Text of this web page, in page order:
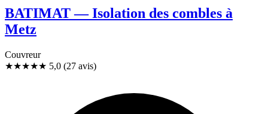
BATIMAT — Isolation des combles à
Metz
Couvreur
★★★★★ 5,0 (27 avis)